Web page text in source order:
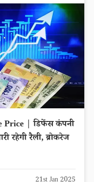
Price | डिफेंस कंपनी
रहेगी रैली, ब्रोकरेज